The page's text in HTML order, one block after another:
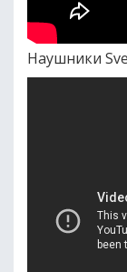
Наушники